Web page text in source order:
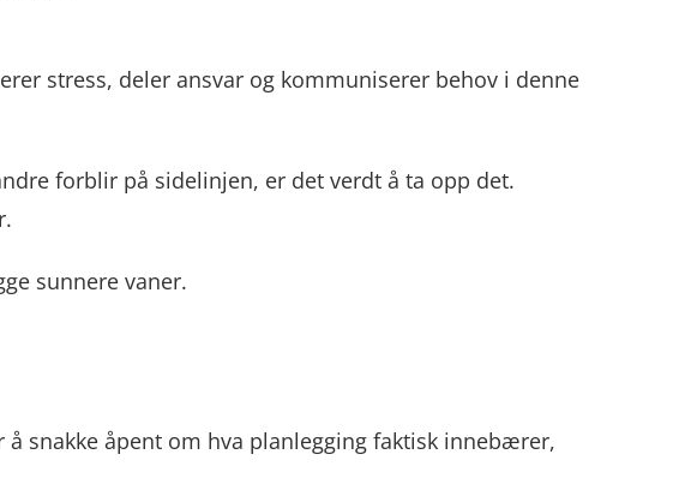
stress, deler ansvar og kommuniserer behov i denne
forblir på sidelinjen, er det verdt å ta opp det.
sunnere vaner.
snakke åpent om hva planlegging faktisk innebærer,